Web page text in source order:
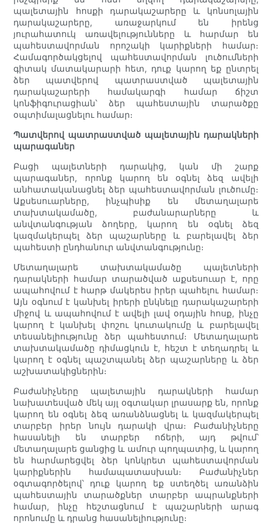
պալետային հոսքի դարակաշարերը և կոնսոլային
դարակաշարերը, առաջարկում են իրենց
յուրահատուկ առավելությունները և հարմար են
պահեստավորման որոշակի կարիքների համար։
Համագործակցելով պահեստավորման լուծումների
գիտակ մատակարարի հետ, դուք կարող եք ընտրել
ձեր պատվերով պատրաստված պալետային
դարակաշարերի համակարգի համար ճիշտ
կոնֆիգուրացիան՝ ձեր պահեստային տարածքը
օպտիմալացնելու համար։
Պատվերով պատրաստված պալետային դարակների
պարագաներ
Բացի պալետների դարակից, կան մի շարք
պարագաներ, որոնք կարող են օգնել ձեզ ավելի
անհատականացնել ձեր պահեստավորման լուծումը։
Աքսեսուարները, ինչպիսիք են մետաղալարե
տախտակամածը, բաժանարարները և
անվտանգության ձողերը, կարող են օգնել ձեզ
կազմակերպել ձեր պաշարները և բարելավել ձեր
պահեստի ընդհանուր անվտանգությունը։
Մետաղալարե տախտակամածը պալետների
դարակների համար տարածված աքսեսուար է, որը
ապահովում է հարթ մակերես իրեր պահելու համար։
Այն օգնում է կանխել իրերի ընկնելը դարակաշարերի
միջով և ապահովում է ավելի լավ օդային հոսք, ինչը
կարող է կանխել փոշու կուտակումը և բարելավել
տեսանելիությունը ձեր պահեստում։ Մետաղալարե
տախտակամածը դիմացկուն է, հեշտ է տեղադրել և
կարող է օգնել պաշտպանել ձեր պաշարները և ձեր
աշխատակիցներին։
Բաժանիչները պալետային դարակների համար
նախատեսված մեկ այլ օգտակար լրասարք են, որոնք
կարող են օգնել ձեզ առանձնացնել և կազմակերպել
տարբեր իրեր նույն դարակի վրա։ Բաժանիչները
հասանելի են տարբեր ոճերի, այդ թվում՝
մետաղալարե ցանցից և ամուր պողպատից, և կարող
են հարմարեցվել ձեր կոնկրետ պահեստավորման
կարիքներին համապատասխան։ Բաժանիչներ
օգտագործելով՝ դուք կարող եք ստեղծել առանձին
պահեստային տարածքներ տարբեր ապրանքների
համար, ինչը հեշտացնում է պաշարների արագ
որոնումը և դրանց հասանելիությունը։